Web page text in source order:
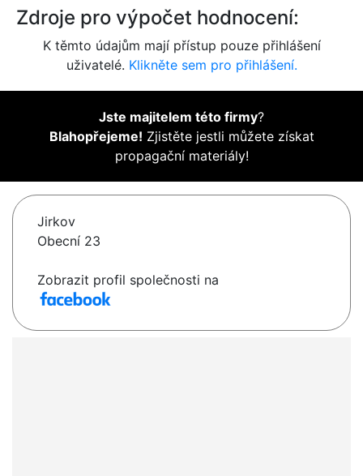
Zdroje pro výpočet hodnocení:
K těmto údajům mají přístup pouze přihlášení
uživatelé. Klikněte sem pro přihlášení.
Jste majitelem této firmy?
Blahopřejeme! Zjistěte jestli můžete získat
propagační materiály!
Jirkov
Obecní 23
Zobrazit profil společnosti na